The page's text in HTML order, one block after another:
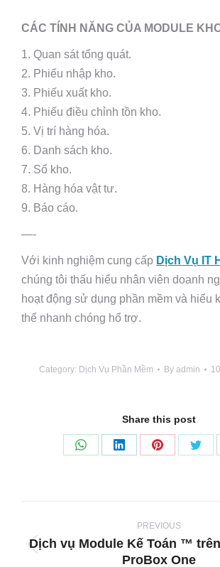
CÁC TÍNH NĂNG CỦA MODULE
1. Quan sát tổng quát.
2. Phiếu nhập kho.
3. Phiếu xuất kho.
4. Phiếu điều chỉnh tồn kho.
5. Vị trí hàng hóa.
6. Danh sách kho.
7. Sổ kho.
8. Hàng hóa vật tư.
9. Báo cáo.
—-
Với kinh nghiệm cung cấp Dịch Vụ IT
chúng tôi thấu hiểu nhân viên doanh
hoạt động sử dụng phần mềm và hiểu
thể nhanh chóng hổ trợ.
Category: Dịch Vụ Phần Mềm By admin
Share this post
Share
Share
Share
PREVIOUS
Dịch vụ Module Kế Toán ™
ProBox One